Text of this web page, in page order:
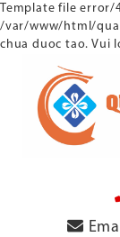
Template fileerror/
/var/www/html/
chua duoc tao. Vui